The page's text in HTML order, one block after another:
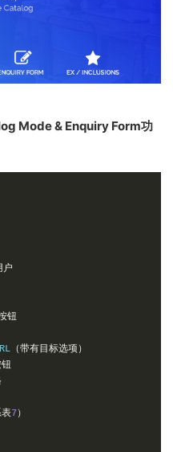
Mode & Enquiry Form功
户
钮
（带有目标选项）
7）